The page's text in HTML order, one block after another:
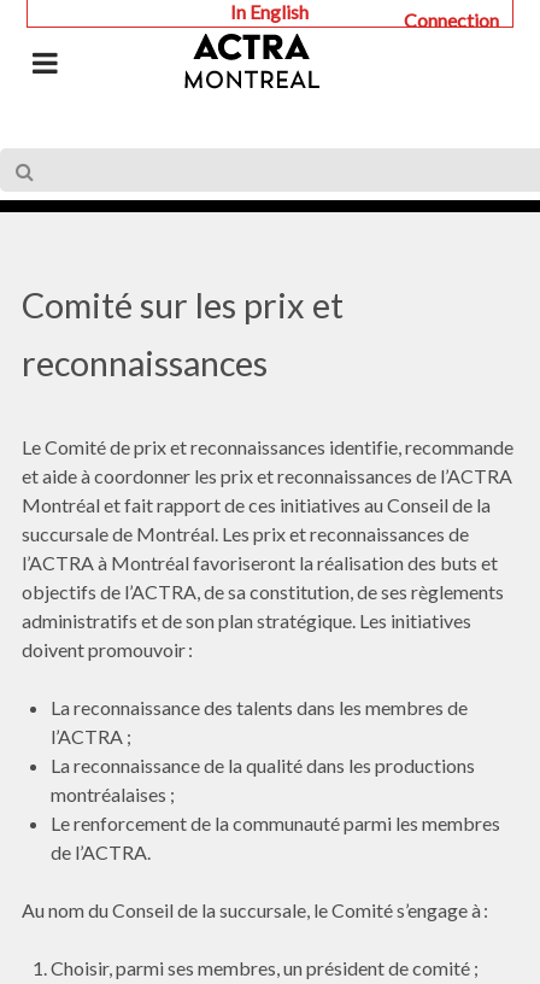
Connection
In English
Comité sur les prix et
reconnaissances
Le Comité de prix et reconnaissances identifie, recommande
et aide à coordonner les prix et reconnaissances de l’ACTRA
Montréal et fait rapport de ces initiatives au Conseil de la
succursale de Montréal. Les prix et reconnaissances de
l’ACTRA à Montréal favoriseront la réalisation des buts et
objectifs de l’ACTRA, de sa constitution, de ses règlements
administratifs et de son plan stratégique. Les initiatives
doivent promouvoir :
La reconnaissance des talents dans les membres de
l’ACTRA ;
La reconnaissance de la qualité dans les productions
montréalaises ;
Le renforcement de la communauté parmi les membres
de l’ACTRA.
Au nom du Conseil de la succursale, le Comité s’engage à :
Choisir, parmi ses membres, un président de comité ;